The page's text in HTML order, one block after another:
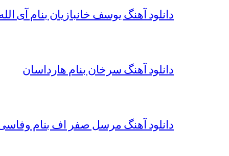
دانلود آهنگ یوسف خانبازیان بنام آی
دانلود آهنگ سرخان بنام هارداسان
دانلود آهنگ مرسل صفر اف بنام